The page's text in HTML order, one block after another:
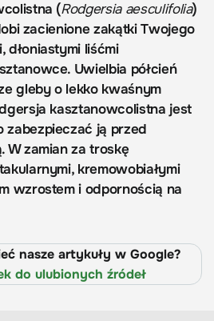
(Rodgersia aesculifolia)
zacienione zakątki Twojego
dłoniastymi liśćmi
Uwielbia półcień
gleby o lekko kwaśnym
kasztanowcolistna jest
zabezpieczać ją przed
W zamian za troskę
kremowobiałymi
wzrostem i odpornością na
nasze artykuły w Google?
do ulubionych źródeł